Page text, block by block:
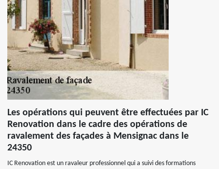
Les opérations qui peuvent être effectuées par IC
Renovation dans le cadre des opérations de
ravalement des façades à Mensignac dans le
24350
IC Renovation est un ravaleur professionnel qui a suivi des formations